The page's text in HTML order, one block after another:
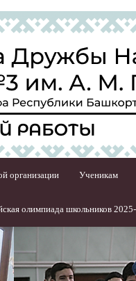
организации Ученикам
олимпиада школьников